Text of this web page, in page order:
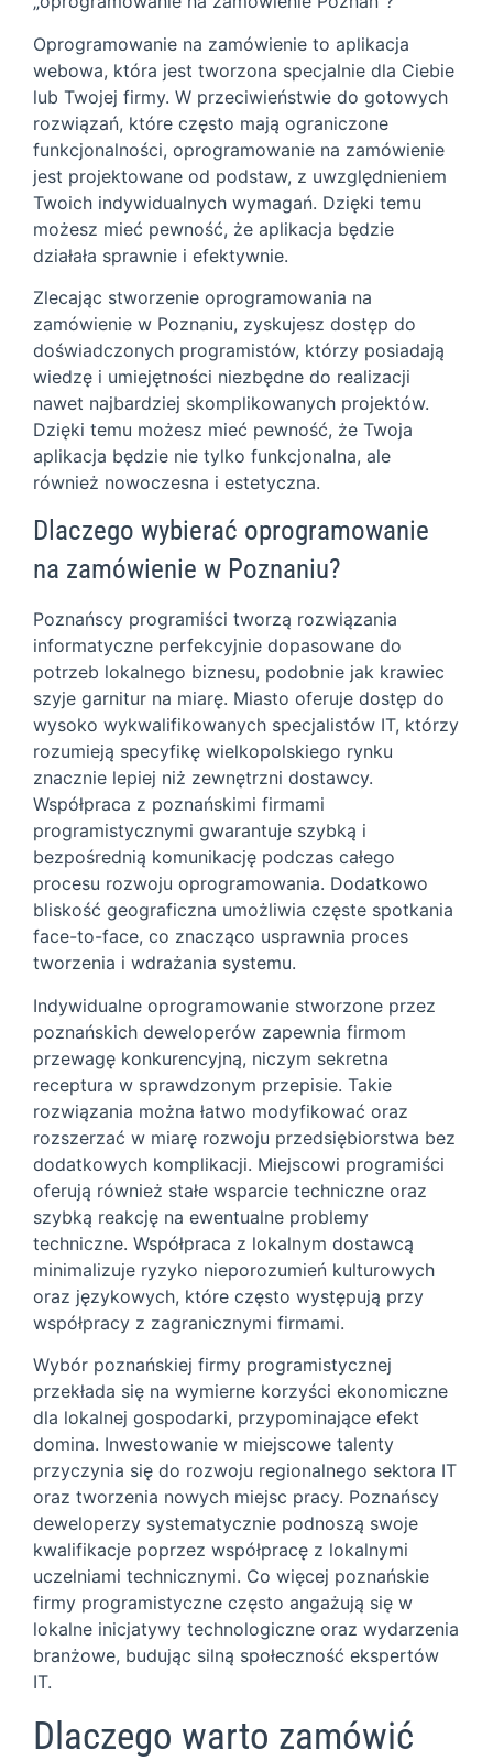
Oprogramowanie na zamówienie to aplikacja
webowa, która jest tworzona specjalnie dla Ciebie
lub Twojej firmy. W przeciwieństwie do gotowych
rozwiązań, które często mają ograniczone
funkcjonalności, oprogramowanie na zamówienie
jest projektowane od podstaw, z uwzględnieniem
Twoich indywidualnych wymagań. Dzięki temu
możesz mieć pewność, że aplikacja będzie
działała sprawnie i efektywnie.
Zlecając stworzenie oprogramowania na
zamówienie w Poznaniu, zyskujesz dostęp do
doświadczonych programistów, którzy posiadają
wiedzę i umiejętności niezbędne do realizacji
nawet najbardziej skomplikowanych projektów.
Dzięki temu możesz mieć pewność, że Twoja
aplikacja będzie nie tylko funkcjonalna, ale
również nowoczesna i estetyczna.
Dlaczego wybierać oprogramowanie
na zamówienie w Poznaniu?
Poznańscy programiści tworzą rozwiązania
informatyczne perfekcyjnie dopasowane do
potrzeb lokalnego biznesu, podobnie jak krawiec
szyje garnitur na miarę. Miasto oferuje dostęp do
wysoko wykwalifikowanych specjalistów IT, którzy
rozumieją specyfikę wielkopolskiego rynku
znacznie lepiej niż zewnętrzni dostawcy.
Współpraca z poznańskimi firmami
programistycznymi gwarantuje szybką i
bezpośrednią komunikację podczas całego
procesu rozwoju oprogramowania. Dodatkowo
bliskość geograficzna umożliwia częste spotkania
face-to-face, co znacząco usprawnia proces
tworzenia i wdrażania systemu.
Indywidualne oprogramowanie stworzone przez
poznańskich deweloperów zapewnia firmom
przewagę konkurencyjną, niczym sekretna
receptura w sprawdzonym przepisie. Takie
rozwiązania można łatwo modyfikować oraz
rozszerzać w miarę rozwoju przedsiębiorstwa bez
dodatkowych komplikacji. Miejscowi programiści
oferują również stałe wsparcie techniczne oraz
szybką reakcję na ewentualne problemy
techniczne. Współpraca z lokalnym dostawcą
minimalizuje ryzyko nieporozumień kulturowych
oraz językowych, które często występują przy
współpracy z zagranicznymi firmami.
Wybór poznańskiej firmy programistycznej
przekłada się na wymierne korzyści ekonomiczne
dla lokalnej gospodarki, przypominające efekt
domina. Inwestowanie w miejscowe talenty
przyczynia się do rozwoju regionalnego sektora IT
oraz tworzenia nowych miejsc pracy. Poznańscy
deweloperzy systematycznie podnoszą swoje
kwalifikacje poprzez współpracę z lokalnymi
uczelniami technicznymi. Co więcej poznańskie
firmy programistyczne często angażują się w
lokalne inicjatywy technologiczne oraz wydarzenia
branżowe, budując silną społeczność ekspertów
IT.
Dlaczego warto zamówić